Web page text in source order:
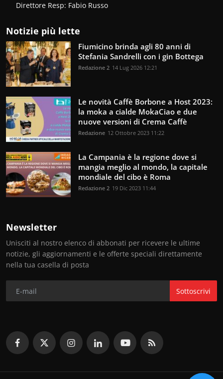
Direttore Resp: Fabio Russo
Notizie più lette
Fiumicino brinda agli 80 anni di
Stefania Sandrelli con i gin Bottega
Redazione 2 14 Lug 2026 12:21
Le novità Caffè Borbone a Host 2023:
la moka a cialde MokaCiao e due
nuove versioni di Crema Caffè
Redazione 12 Ottobre 2023 11:22
La Campania è la regione dove si
mangia meglio al mondo, la capitale
mondiale del cibo è Roma
Redazione 2 19 Dic 2023 11:44
Newsletter
Unisciti al nostro elenco di abbonati per ricevere le ultime
notizie, gli aggiornamenti e le offerte speciali direttamente
nella tua casella di posta
Sottoscrivi